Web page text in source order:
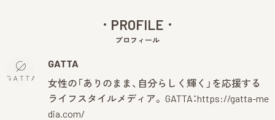
PROFILE
プロフィール
GATTA
女性の「ありのまま、自分らしく輝く」を応援する
ライフスタイルメディア。 GATTA：https://gatta-me
dia.com/